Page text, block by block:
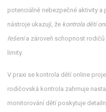
potenciálně nebezpečné aktivity
nástroje ukazují, že kontrola dětí
řešenía zároveň schopnost rodičů
limity.
V praxi se kontrola dětí online
rodičovská kontrola zahrnuje
monitorování dětí poskytuje